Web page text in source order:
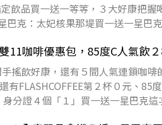
飲品買一送一等等，３大好康把握
巴克：太妃核果那堤買一送一星巴
11咖啡優惠包，85度C人氣飲
搖飲好康，還有５間人氣連鎖咖啡
FLASHCOFFEE第２杯０元、85
分證４個「１」買一送一星巴克